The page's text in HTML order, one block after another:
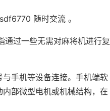
随时交流 。
通过一些无需对麻将机进行复
手机等设备连接。手机端软
部微型电机或机械结构，在